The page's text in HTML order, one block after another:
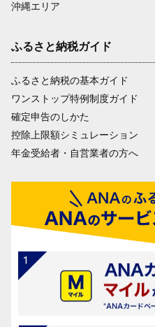
沖縄エリア
ふるさと納税ガイド
ふるさと納税の基本ガイド
ワンストップ特例制度ガイド
確定申告のしかた
控除上限額シミュレーション
年金受給者・自営業者の方へ